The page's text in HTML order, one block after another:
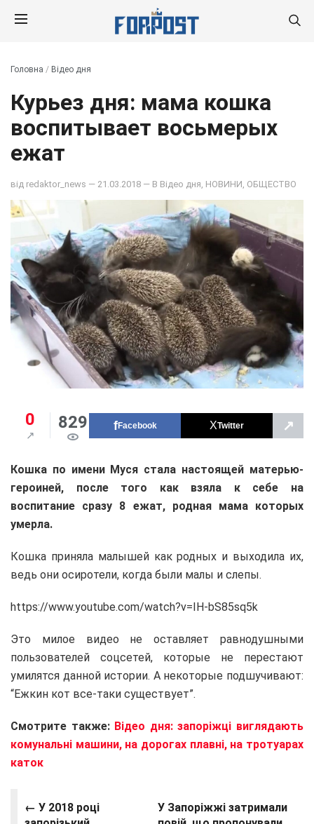
Головна / Відео дня
Курьез дня: мама кошка
воспитывает восьмерых
ежат
від redaktor_news — 21.03.2018 — В Відео дня НОВИНИ ОБЩЕСТВО
0 829 Facebook Twitter ↗
Кошка по имени Муся стала настоящей матерью-
героиней, после того как взяла к себе на
воспитание сразу 8 ежат, родная мама которых
умерла.
Кошка приняла малышей как родных и выходила их,
ведь они осиротели, когда были малы и слепы.
https://www.youtube.com/watch?v=IH-bS85sq5k
Это милое видео не оставляет равнодушными
пользователей соцсетей, которые не перестают
умилятся данной истории. А некоторые подшучивают:
“Ежкин кот все-таки существует”.
Смотрите также: Відео дня: запоріжці виглядають
комунальні машини, на дорогах плавні, на тротуарах
каток
← У 2018 році
У Запоріжжі затримали